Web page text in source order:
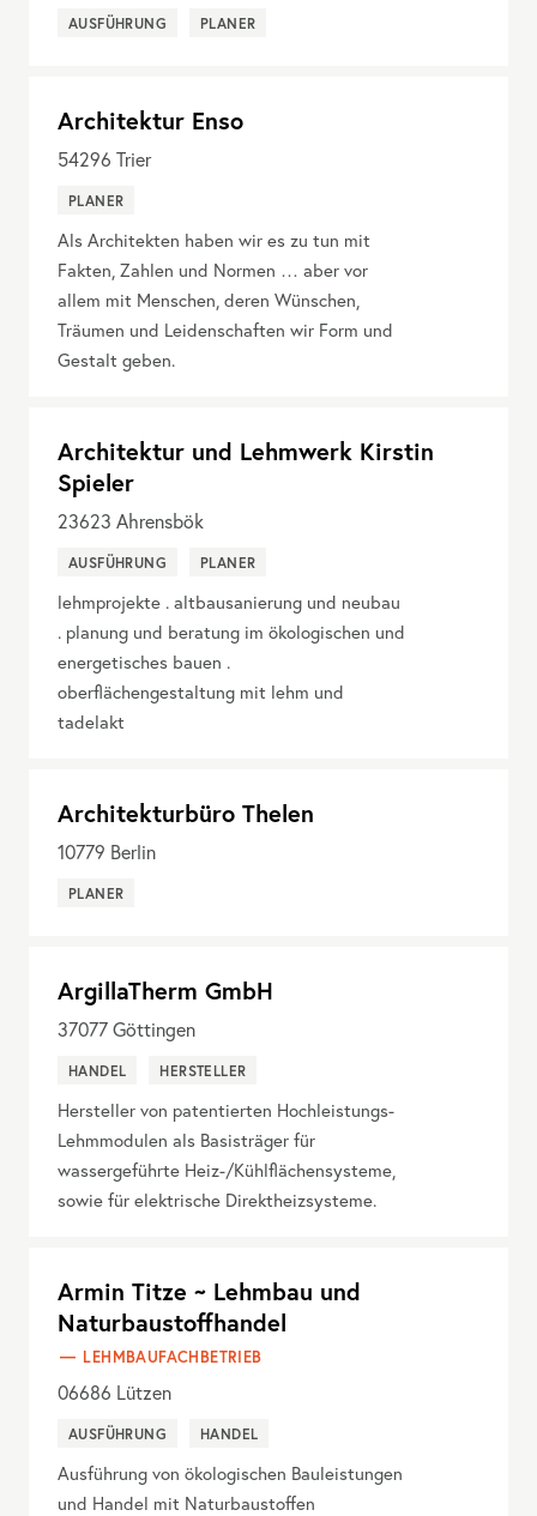
AUSFÜHRUNG PLANER
Architektur Enso
54296 Trier
PLANER
Als Architekten haben wir es zu tun mit
Fakten, Zahlen und Normen … aber vor
allem mit Menschen, deren Wünschen,
Träumen und Leidenschaften wir Form und
Gestalt geben.
Architektur und Lehmwerk Kirstin
Spieler
23623 Ahrensbök
AUSFÜHRUNG PLANER
lehmprojekte . altbausanierung und neubau
. planung und beratung im ökologischen und
energetisches bauen .
oberflächengestaltung mit lehm und
tadelakt
Architekturbüro Thelen
10779 Berlin
PLANER
ArgillaTherm GmbH
37077 Göttingen
HANDEL HERSTELLER
Hersteller von patentierten Hochleistungs-
Lehmmodulen als Basisträger für
wassergeführte Heiz-/Kühlflächensysteme,
sowie für elektrische Direktheizsysteme.
Armin Titze ~ Lehmbau und
Naturbaustoffhandel
LEHMBAUFACHBETRIEB
06686 Lützen
AUSFÜHRUNG HANDEL
Ausführung von ökologischen Bauleistungen
und Handel mit Naturbaustoffen